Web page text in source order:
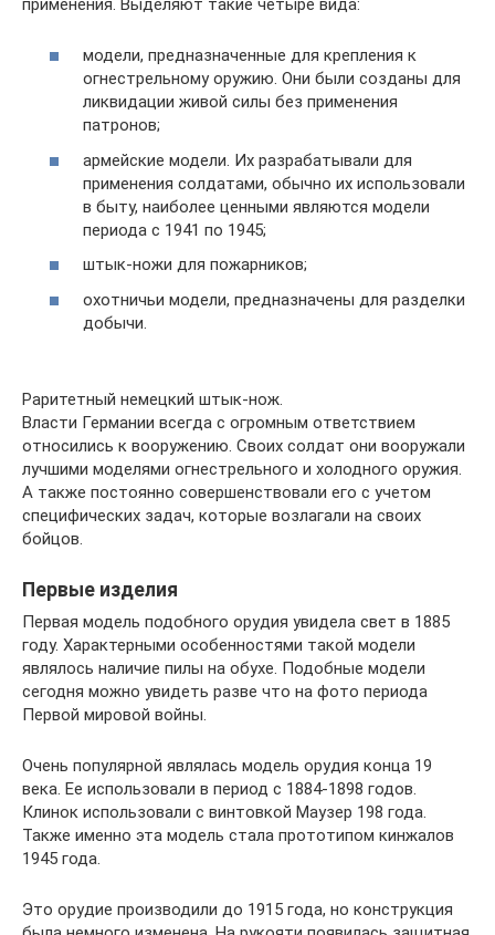
модели, предназначенные для крепления к
огнестрельному оружию. Они были созданы для
ликвидации живой силы без применения
патронов;
армейские модели. Их разрабатывали для
применения солдатами, обычно их использовали
в быту, наиболее ценными являются модели
периода с 1941 по 1945;
штык-ножи для пожарников;
охотничьи модели, предназначены для разделки
добычи.
Раритетный немецкий штык-нож.
Власти Германии всегда с огромным ответствием
относились к вооружению. Своих солдат они вооружали
лучшими моделями огнестрельного и холодного оружия.
А также постоянно совершенствовали его с учетом
специфических задач, которые возлагали на своих
бойцов.
Первые изделия
Первая модель подобного орудия увидела свет в 1885
году. Характерными особенностями такой модели
являлось наличие пилы на обухе. Подобные модели
сегодня можно увидеть разве что на фото периода
Первой мировой войны.
Очень популярной являлась модель орудия конца 19
века. Ее использовали в период с 1884-1898 годов.
Клинок использовали с винтовкой Маузер 198 года.
Также именно эта модель стала прототипом кинжалов
1945 года.
Это орудие производили до 1915 года, но конструкция